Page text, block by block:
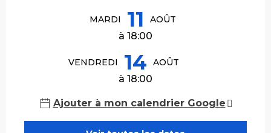
MARDI 11 AOÛT
à 18:00
VENDREDI 14 AOÛT
à 18:00
Ajouter à mon calendrier Google